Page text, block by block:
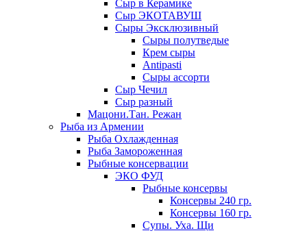
Сыр в Керамике
Сыр ЭКОТАВУШ
Сыры Эксклюзивный
Сыры полутведые
Крем сыры
Antipasti
Сыры ассорти
Сыр Чечил
Сыр разный
Мацони.Тан. Режан
Рыба из Армении
Рыба Охлажденная
Рыба Замороженная
Рыбные консервации
ЭКО ФУД
Рыбные консервы
Консервы 240 гр.
Консервы 160 гр.
Супы. Уха. Щи